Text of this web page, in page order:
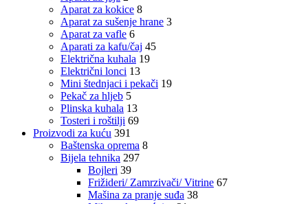
Aparat za kokice 8
Aparat za sušenje hrane 3
Aparat za vafle 6
Aparati za kafu/čaj 45
Električna kuhala 19
Električni lonci 13
Mini štednjaci i pekači 19
Pekač za hljeb 5
Plinska kuhala 13
Tosteri i roštilji 69
Proizvodi za kuću 391
Baštenska oprema 8
Bijela tehnika 297
Bojleri 39
Frižideri/ Zamrzivači/ Vitrine 67
Mašina za pranje suđa 38